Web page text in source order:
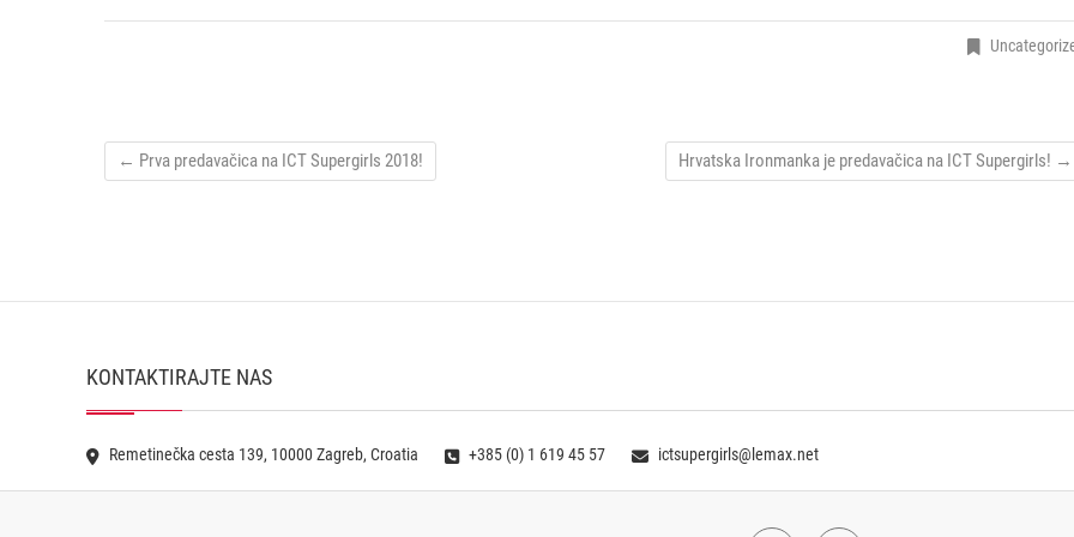
← Prva predavačica na ICT Supergirls 2018! Hrvatska Ironmanka je predavačica na ICT Supergirls! →
KONTAKTIRAJTE NAS
Remetinečka cesta 139, 10000 Zagreb, Croatia +385 (0) 1 619 45 57 ictsupergirls@lemax.net